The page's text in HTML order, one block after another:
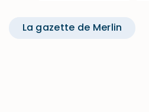
La gazette de Merlin